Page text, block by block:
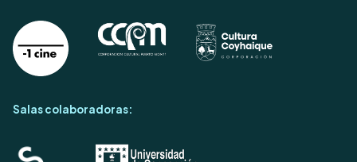
Salas colaboradoras: